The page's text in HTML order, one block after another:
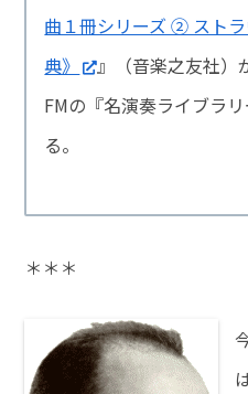
曲１冊シリーズ ② スト
典》
』（音楽之友社）
FMの『名演奏ライブラ
る。
＊＊＊